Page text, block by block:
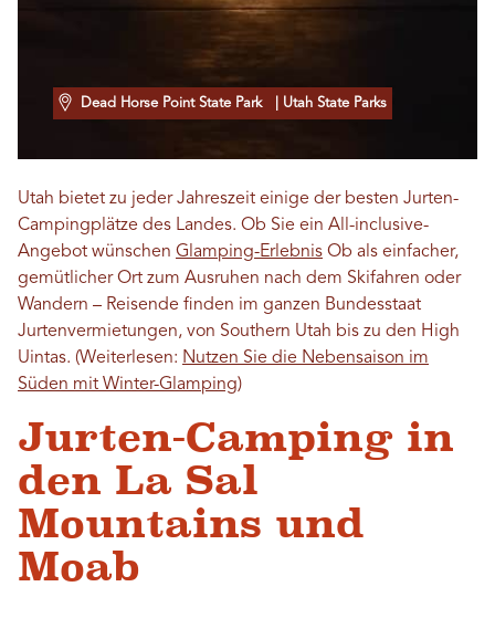
Dead Horse Point State Park | Utah State Parks
Utah bietet zu jeder Jahreszeit einige der besten Jurten-
Campingplätze des Landes. Ob Sie ein All-inclusive-
Angebot wünschen Glamping-Erlebnis Ob als einfacher,
gemütlicher Ort zum Ausruhen nach dem Skifahren oder
Wandern – Reisende finden im ganzen Bundesstaat
Jurtenvermietungen, von Southern Utah bis zu den High
Uintas. (Weiterlesen: Nutzen Sie die Nebensaison im
Süden mit Winter-Glamping)
Jurten-Camping in
den La Sal
Mountains und
Moab